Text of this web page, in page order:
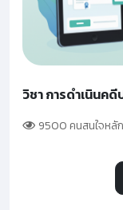
วิชา การดำเนินค
9500 คนสนใจหลั